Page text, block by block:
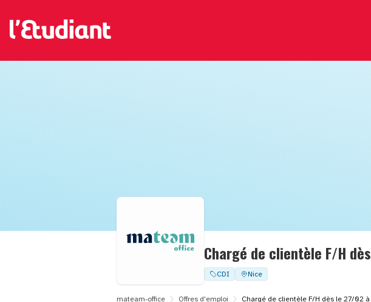
Chargé de clientèle F/H
CDI Nice
mateam-office Offres d'emploi Chargé de clientèle F/H dès le 27/02